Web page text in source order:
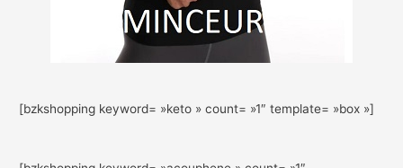
[bzkshopping keyword= »keto » count= »1″ template= »box »]